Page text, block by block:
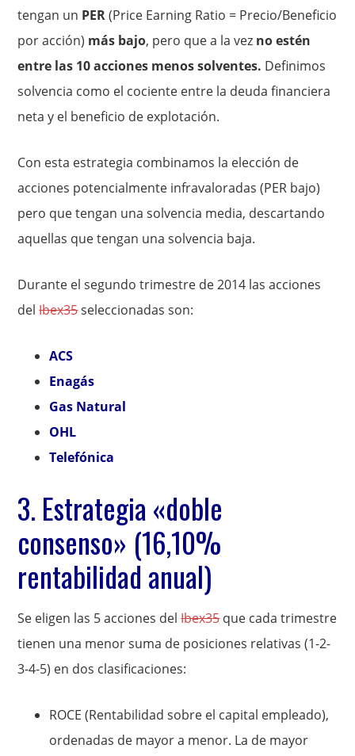
tengan un PER(Price Earning Ratio = Precio/Beneficio
por acción) más bajo, pero que a la vez no estén
entre las 10 acciones menos solventes. Definimos
solvencia como el cociente entre la deuda financiera
neta y el beneficio de explotación.
Con esta estrategia combinamos la elección de
acciones potencialmente infravaloradas (PER bajo)
pero que tengan una solvencia media, descartando
aquellas que tengan una solvencia baja.
Durante el segundo trimestre de 2014 las acciones
delIbex35seleccionadas son:
ACS
Enagás
Gas Natural
OHL
Telefónica
3. Estrategia «doble
consenso» (16,10%
rentabilidad anual)
Se eligen las 5 acciones delIbex35que cada trimestre
tienen una menor suma de posiciones relativas (1-2-
3-4-5) en dos clasificaciones:
ROCE (Rentabilidad sobre el capital empleado),
ordenadas de mayor a menor. La de mayor